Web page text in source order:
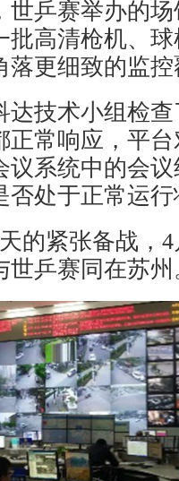
世乒赛举办的
批高清枪机、
落更细致的监
技术小组检查
正常响应，平
议系统中的会
否处于正常运
紧张备战，4
世乒赛同在苏州